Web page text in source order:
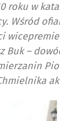
roku w
Wśród
Buk –